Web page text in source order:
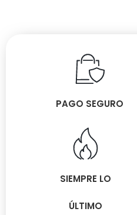
PAGO SEGURO
SIEMPRE LO
ÚLTIMO